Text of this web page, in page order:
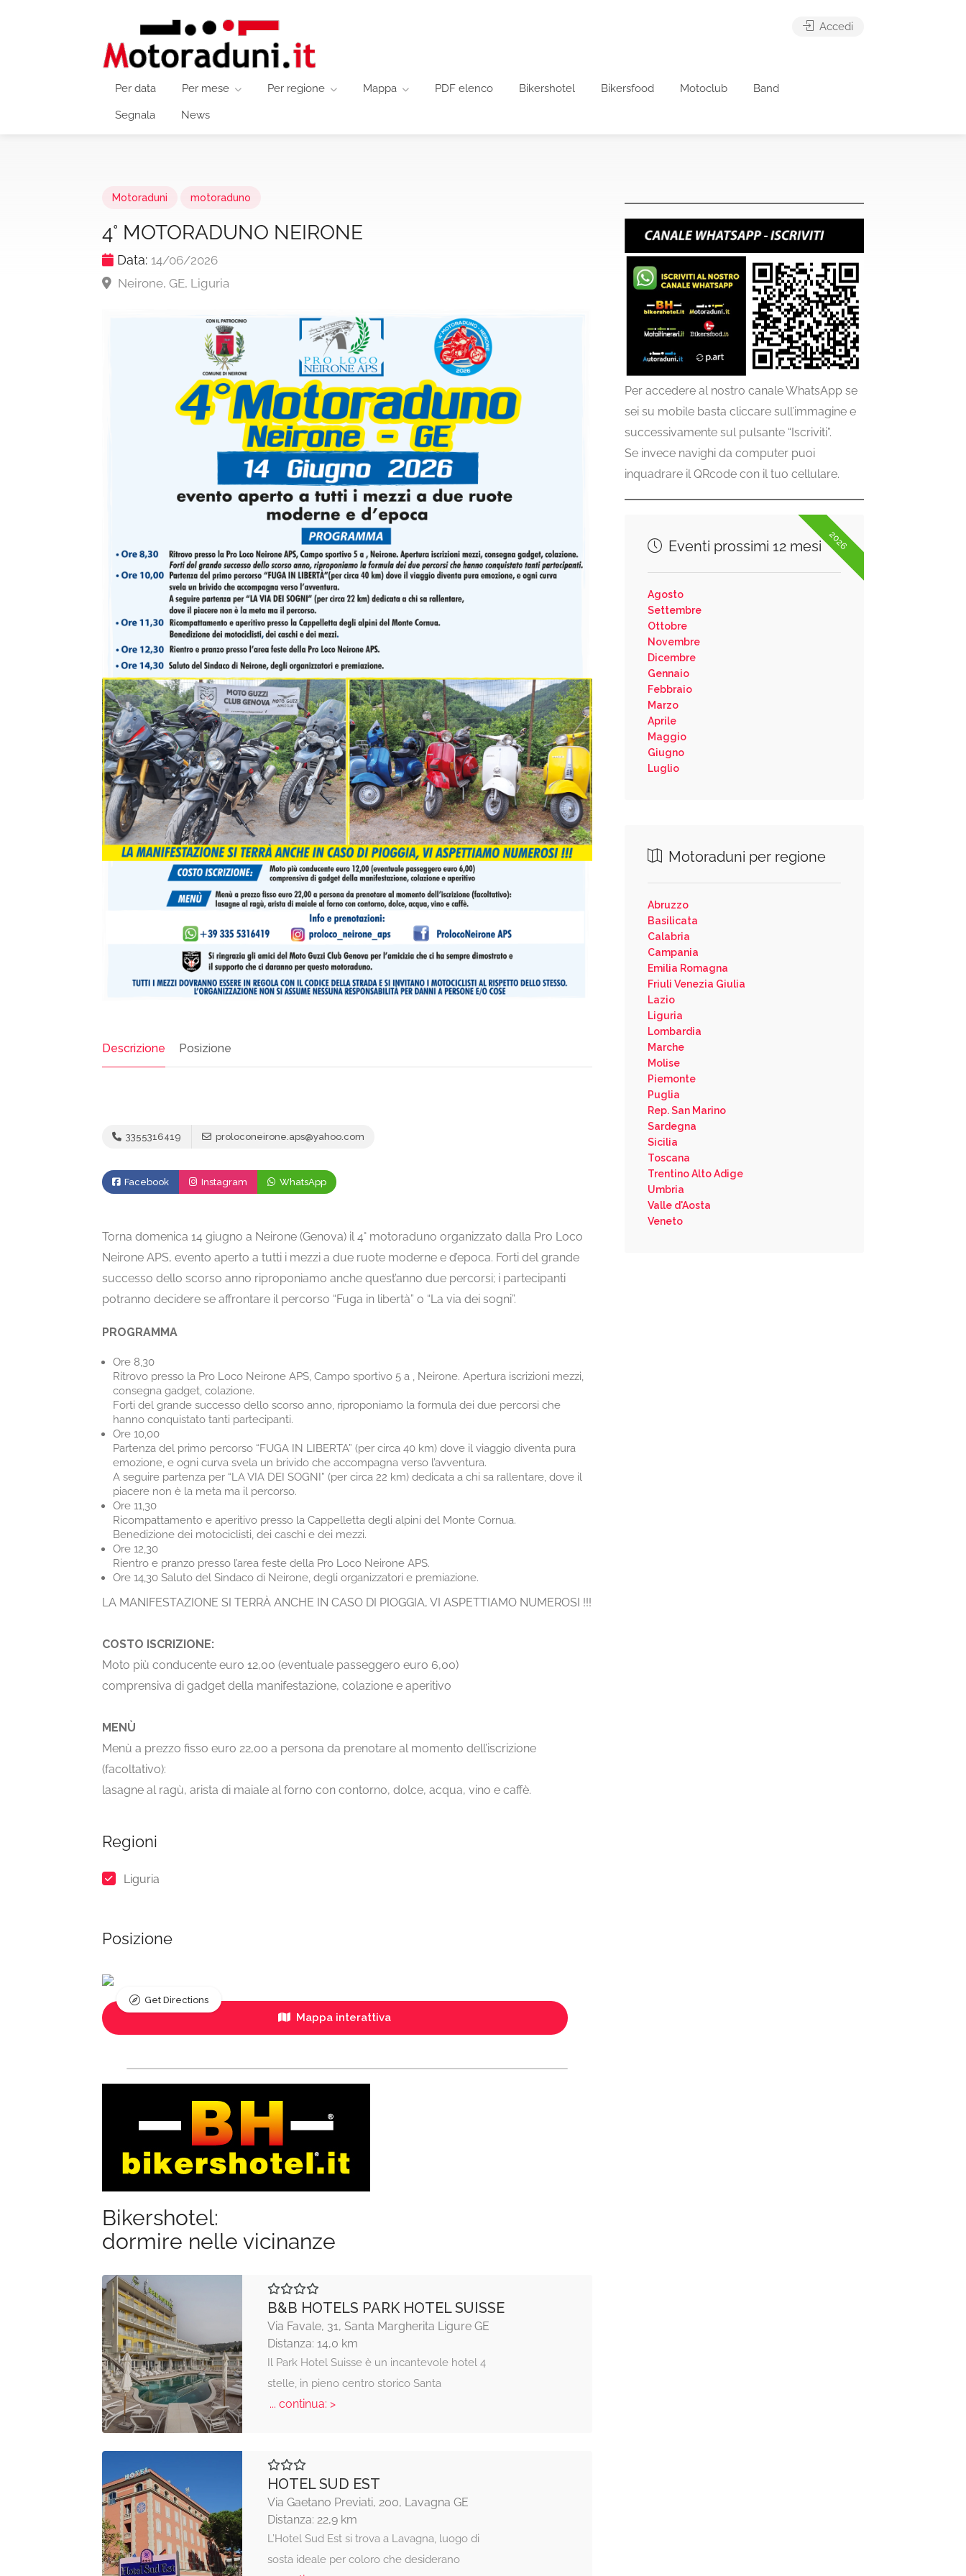
Per data Per mese Per regione Mappa PDF elenco Bikershotel Bikersfood Motoclub Band
Segnala News
Accedi
Motoraduni motoraduno
4° MOTORADUNO NEIRONE
Data: 14/06/2026
Neirone, GE, Liguria
Descrizione Posizione
3355316419 proloconeirone.aps@yahoo.com
Facebook Instagram WhatsApp
Torna domenica 14 giugno a Neirone (Genova) il 4° motoraduno organizzato dalla Pro Loco
Neirone APS, evento aperto a tutti i mezzi a due ruote moderne e d’epoca. Forti del grande
successo dello scorso anno riproponiamo anche quest’anno due percorsi; i partecipanti
potranno decidere se affrontare il percorso “Fuga in libertà” o “La via dei sogni”.
PROGRAMMA
Ore 8,30
Ritrovo presso la Pro Loco Neirone APS, Campo sportivo 5 a , Neirone. Apertura iscrizioni mezzi,
consegna gadget, colazione.
Forti del grande successo dello scorso anno, riproponiamo la formula dei due percorsi che
hanno conquistato tanti partecipanti.
Ore 10,00
Partenza del primo percorso “FUGA IN LIBERTA” (per circa 40 km) dove il viaggio diventa pura
emozione, e ogni curva svela un brivido che accompagna verso l’avventura.
A seguire partenza per “LA VIA DEI SOGNI” (per circa 22 km) dedicata a chi sa rallentare, dove il
piacere non è la meta ma il percorso.
Ore 11,30
Ricompattamento e aperitivo presso la Cappelletta degli alpini del Monte Cornua.
Benedizione dei motociclisti, dei caschi e dei mezzi.
Ore 12,30
Rientro e pranzo presso l’area feste della Pro Loco Neirone APS.
Ore 14,30 Saluto del Sindaco di Neirone, degli organizzatori e premiazione.
LA MANIFESTAZIONE SI TERRÀ ANCHE IN CASO DI PIOGGIA, VI ASPETTIAMO NUMEROSI !!!
COSTO ISCRIZIONE:
Moto più conducente euro 12,00 (eventuale passeggero euro 6,00)
comprensiva di gadget della manifestazione, colazione e aperitivo
MENÙ
Menù a prezzo fisso euro 22,00 a persona da prenotare al momento dell’iscrizione
(facoltativo):
lasagne al ragù, arista di maiale al forno con contorno, dolce, acqua, vino e caffè.
Regioni
Liguria
Posizione
Mappa interattiva
Get Directions
Bikershotel:
dormire nelle vicinanze
B&B HOTELS PARK HOTEL SUISSE
Via Favale, 31, Santa Margherita Ligure GE
Distanza: 14,0 km
Il Park Hotel Suisse è un incantevole hotel 4
stelle, in pieno centro storico Santa
... continua: >
HOTEL SUD EST
Via Gaetano Previati, 200, Lavagna GE
Distanza: 22,9 km
L’Hotel Sud Est si trova a Lavagna, luogo di
sosta ideale per coloro che desiderano
Per accedere al nostro canale WhatsApp se
sei su mobile basta cliccare sull’immagine e
successivamente sul pulsante “Iscriviti”.
Se invece navighi da computer puoi
inquadrare il QRcode con il tuo cellulare.
2026
Eventi prossimi 12 mesi
Agosto
Settembre
Ottobre
Novembre
Dicembre
Gennaio
Febbraio
Marzo
Aprile
Maggio
Giugno
Luglio
Motoraduni per regione
Abruzzo
Basilicata
Calabria
Campania
Emilia Romagna
Friuli Venezia Giulia
Lazio
Liguria
Lombardia
Marche
Molise
Piemonte
Puglia
Rep. San Marino
Sardegna
Sicilia
Toscana
Trentino Alto Adige
Umbria
Valle d'Aosta
Veneto